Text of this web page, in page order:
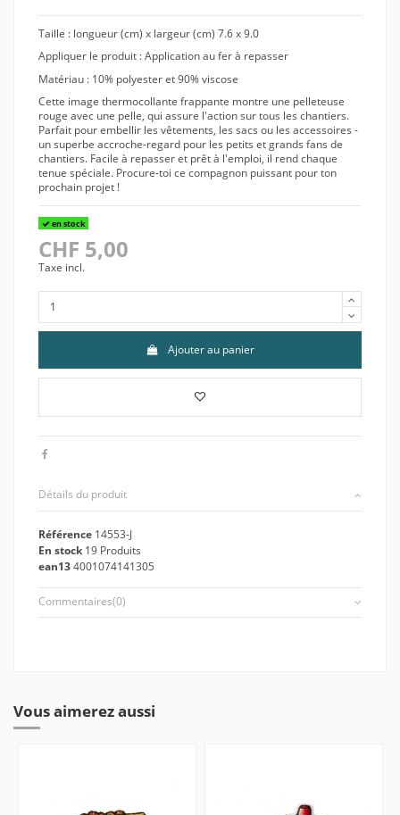
Taille : longueur (cm) x largeur (cm) 7.6 x 9.0
Appliquer le produit : Application au fer à repasser
Matériau : 10% polyester et 90% viscose
Cette image thermocollante frappante montre une pelleteuse
rouge avec une pelle, qui assure l'action sur tous les chantiers.
Parfait pour embellir les vêtements, les sacs ou les accessoires -
un superbe accroche-regard pour les petits et grands fans de
chantiers. Facile à repasser et prêt à l'emploi, il rend chaque
tenue spéciale. Procure-toi ce compagnon puissant pour ton
prochain projet !
en stock
CHF 5,00
Taxe incl.
Ajouter au panier
Détails du produit
Référence 14553-J
En stock 19 Produits
ean134001074141305
Commentaires(0)
Vous aimerez aussi